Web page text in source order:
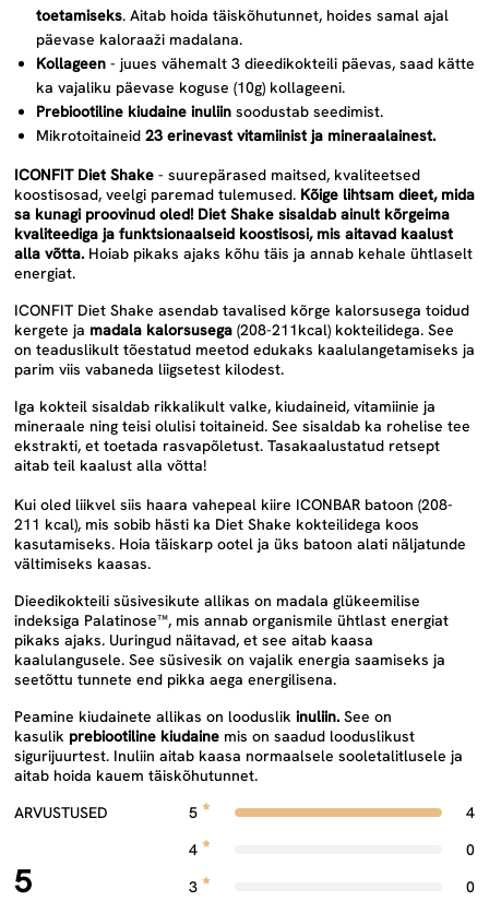
toetamiseks. Aitab hoida täiskõhutunnet, hoides samal ajal
päevase kaloraaži madalana.
Kollageen - juues vähemalt 3 dieedikokteili päevas, saad kätte
ka vajaliku päevase koguse (10g) kollageeni.
Prebiootiline kiudaine inuliin soodustab seedimist.
Mikrotoitaineid 23 erinevast vitamiinist ja mineraalainest.
ICONFIT Diet Shake - suurepärased maitsed, kvaliteetsed
koostisosad, veelgi paremad tulemused. Kõige lihtsam dieet, mida
sa kunagi proovinud oled! Diet Shake sisaldab ainult kõrgeima
kvaliteediga ja funktsionaalseid koostisosi, mis aitavad kaalust
alla võtta. Hoiab pikaks ajaks kõhu täis ja annab kehale ühtlaselt
energiat.
ICONFIT Diet Shake asendab tavalised kõrge kalorsusega toidud
kergete ja madala kalorsusega (208-211kcal) kokteilidega. See
on teaduslikult tõestatud meetod edukaks kaalulangetamiseks ja
parim viis vabaneda liigsetest kilodest.
Iga kokteil sisaldab rikkalikult valke, kiudaineid, vitamiinie ja
mineraale ning teisi olulisi toitaineid. See sisaldab ka rohelise tee
ekstrakti, et toetada rasvapõletust. Tasakaalustatud retsept
aitab teil kaalust alla võtta!
Kui oled liikvel siis haara vahepeal kiire ICONBAR batoon (208-
211 kcal), mis sobib hästi ka Diet Shake kokteilidega koos
kasutamiseks. Hoia täiskarp ootel ja üks batoon alati näljatunde
vältimiseks kaasas.
Dieedikokteili süsivesikute allikas on madala glükeemilise
indeksiga Palatinose™, mis annab organismile ühtlast energiat
pikaks ajaks. Uuringud näitavad, et see aitab kaasa
kaalulangusele. See süsivesik on vajalik energia saamiseks ja
seetõttu tunnete end pikka aega energilisena.
Peamine kiudainete allikas on looduslik inuliin. See on
kasulik prebiootiline kiudaine mis on saadud looduslikust
sigurijuurtest. Inuliin aitab kaasa normaalsele sooletalitlusele ja
aitab hoida kauem täiskõhutunnet.
ARVUSTUSED
5
5
4
4
0
3
0